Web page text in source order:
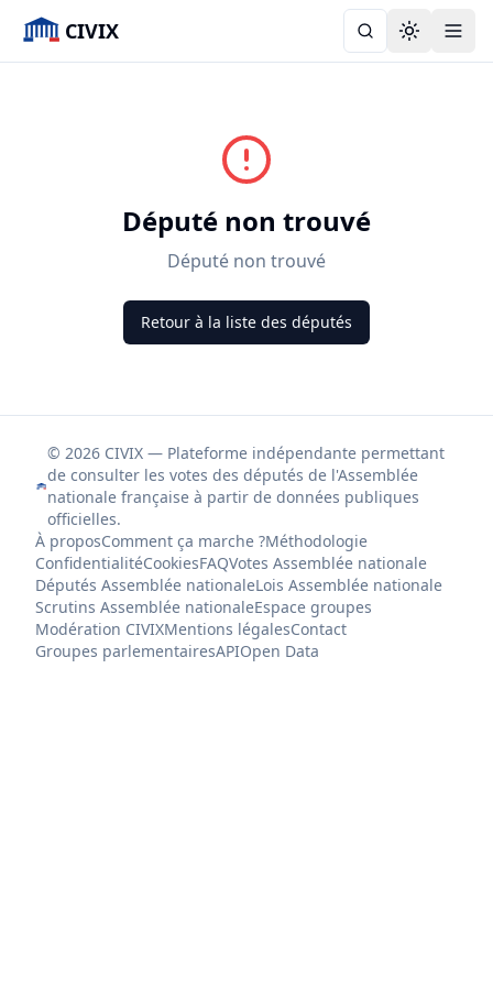
CIVIX Toggle
Député non trouvé
Député non trouvé
Retour à la liste des députés
© 2026 CIVIX — Plateforme indépendante permettant
de consulter les votes des députés de l'Assemblée
nationale française à partir de données publiques
officielles.
À proposComment ça marche ?Méthodologie
ConfidentialitéCookiesFAQVotes Assemblée nationale
Députés Assemblée nationaleLois Assemblée nationale
Scrutins Assemblée nationaleEspace groupes
Modération CIVIXMentions légalesContact
Groupes parlementairesAPIOpen Data